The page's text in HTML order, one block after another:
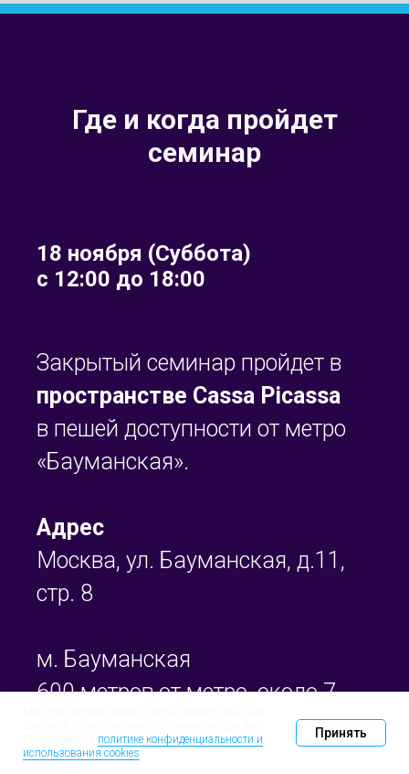
Где и когда пройдет
семинар
18 ноября (Суббота)
с 12:00 до 18:00
Закрытый семинар пройдет в
пространстве Cassa Picassa
в пешей доступности от метро
«Бауманская».
Адрес
Москва, ул. Бауманская, д.11,
стр. 8
м. Бауманская
600 метров от метро, около 7
политике конфиденциальности и
использования cookies
Принять